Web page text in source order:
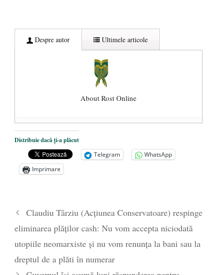
Despre autor Ultimele articole
About Rost Online
Dezvăluiri cutremurătoare despre
președintele Ucrainei, Volodymyr
Zelensky
- 13 mai 2026
Statul care servește Națiunea
poetului Octavian Goga, înlăturat din Iași
- 16 aprilie 2026
Distribuie dacă ți-a plăcut
Telegram
WhatsApp
Imprimare
Claudiu Târziu (Acțiunea Conservatoare) respinge
eliminarea plăților cash: Nu vom accepta niciodată
utopiile neomarxiste și nu vom renunța la bani sau la
dreptul de a plăti în numerar